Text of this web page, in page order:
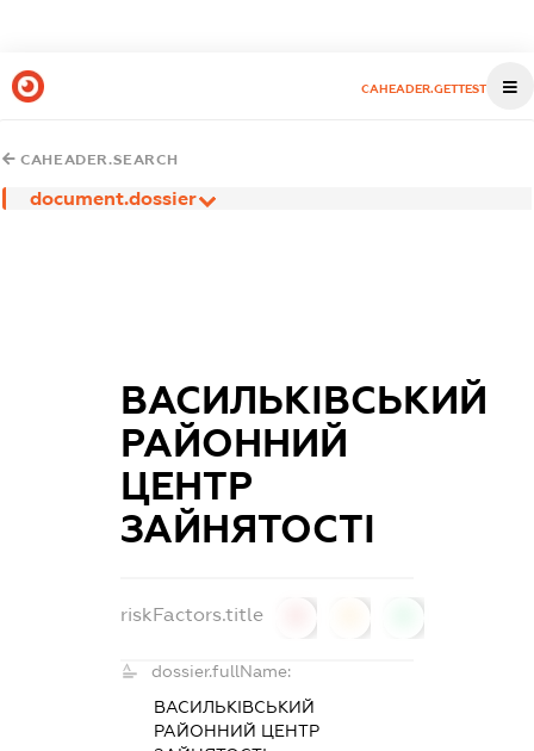
CAHEADER.GETTEST
CAHEADER.SEARCH
document.dossier
ВАСИЛЬКІВСЬКИЙ
РАЙОННИЙ
ЦЕНТР
ЗАЙНЯТОСТІ
riskFactors.title
dossier.fullName:
ВАСИЛЬКІВСЬКИЙ
РАЙОННИЙ ЦЕНТР